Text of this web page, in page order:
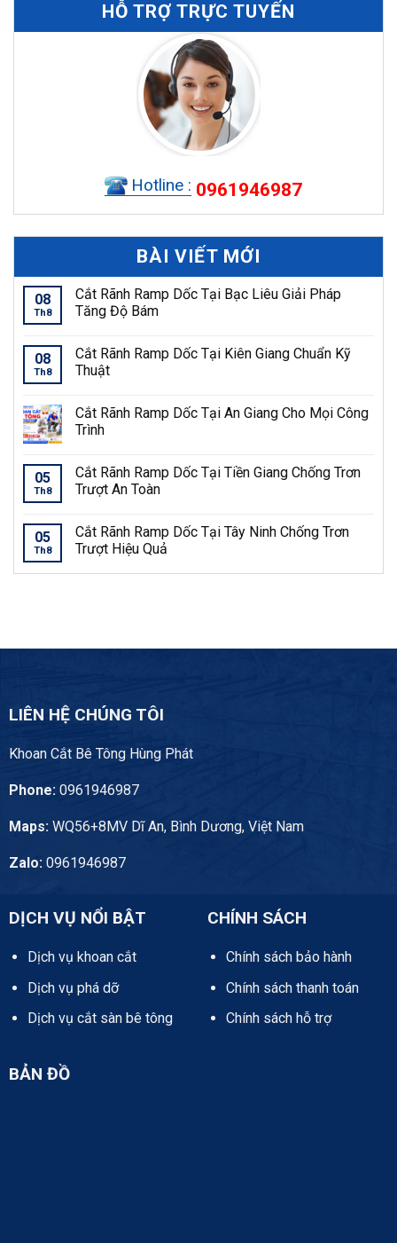
HỖ TRỢ TRỰC TUYẾN
Hotline : 0961946987
BÀI VIẾT MỚI
08
Th8
Cắt Rãnh Ramp Dốc Tại Bạc Liêu Giải Pháp
Tăng Độ Bám
08
Th8
Cắt Rãnh Ramp Dốc Tại Kiên Giang Chuẩn Kỹ
Thuật
Cắt Rãnh Ramp Dốc Tại An Giang Cho Mọi Công
Trình
05
Th8
Cắt Rãnh Ramp Dốc Tại Tiền Giang Chống Trơn
Trượt An Toàn
05
Th8
Cắt Rãnh Ramp Dốc Tại Tây Ninh Chống Trơn
Trượt Hiệu Quả
LIÊN HỆ CHÚNG TÔI
Khoan Cắt Bê Tông Hùng Phát
Phone:0961946987
Maps:WQ56+8MV Dĩ An, Bình Dương, Việt Nam
Zalo:0961946987
DỊCH VỤ NỔI BẬT
Dịch vụ khoan cắt
Dịch vụ phá dỡ
Dịch vụ cắt sàn bê tông
CHÍNH SÁCH
Chính sách bảo hành
Chính sách thanh toán
Chính sách hỗ trợ
BẢN ĐỒ